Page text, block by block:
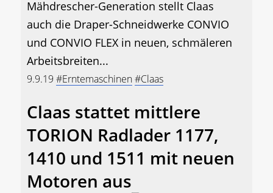
Mähdrescher-Generation stellt Claas
auch die Draper-Schneidwerke CONVIO
und CONVIO FLEX in neuen, schmäleren
Arbeitsbreiten...
9.9.19 #Erntemaschinen#Claas
Claas stattet mittlere
TORION Radlader 1177,
1410 und 1511 mit neuen
Motoren aus